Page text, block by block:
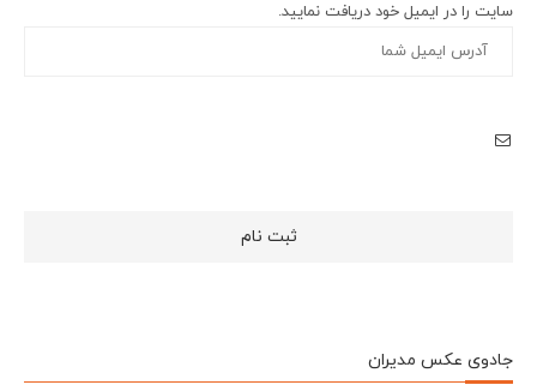
سایت را در ایمیل خود دریافت نمایید.
جادوی عکس مدیران